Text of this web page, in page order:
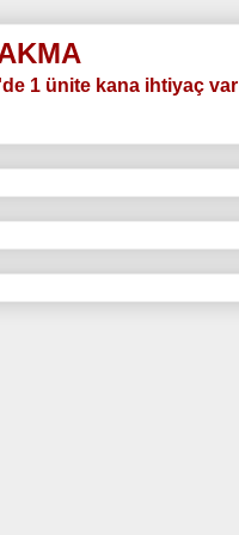
1 ünite kana ihtiyaç var